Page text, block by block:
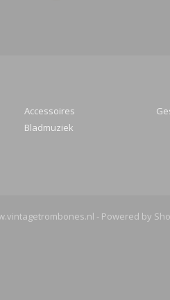
Accessoires
Bladmuziek
- Powered by